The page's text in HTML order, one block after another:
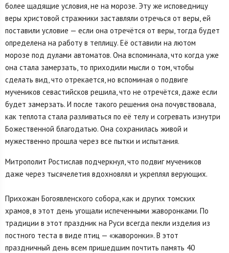
более щадящие условия, не на морозе. Эту же исповедницу
веры христовой стражники заставляли отречься от веры, ей
поставили условие — если она отречётся от веры, тогда будет
определена на работу в теплицу. Её оставили на лютом
морозе под дулами автоматов. Она вспоминала, что когда уже
она стала замерзать, то приходили мысли о том, чтобы
сделать вид, что отрекается, но вспоминая о подвиге
мучеников севастийсков решила, что не отречётся, даже если
будет замерзать. И после такого решения она почувствовала,
как теплота стала разливаться по её телу и согревать изнутри
Божественной благодатью. Она сохранилась живой и
мужественно прошла через все пытки и испытания.
Митрополит Ростислав подчеркнул, что подвиг мучеников
даже через тысячелетия вдохновлял и укреплял верующих.
Прихожан Богоявленского собора, как и других томских
храмов, в этот день угощали испеченными жаворонками. По
традиции в этот праздник на Руси всегда пекли изделия из
постного теста в виде птиц — «жаворонки». В этот
праздничный день всем пришедшим почтить память 40